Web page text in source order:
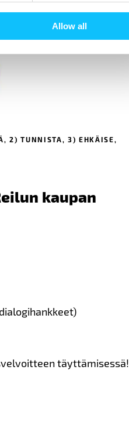
Allow all
2) TUNNISTA, 3) EHKÄISE,
kaupan
täyttämisessä!